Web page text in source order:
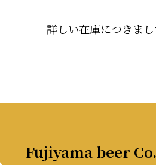
詳しい在庫につきま
Fujiyama beer